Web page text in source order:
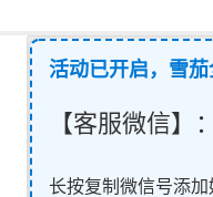
活动已开启，雪
【客服微信】：
长按复制微信号添加